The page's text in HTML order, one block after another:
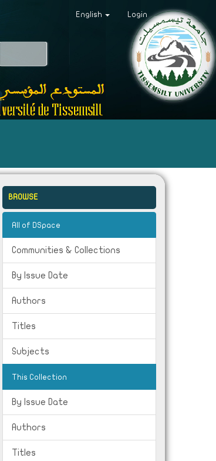
English Login
BROWSE
All of DSpace
Communities & Collections
By Issue Date
Authors
Titles
Subjects
This Collection
By Issue Date
Authors
Titles